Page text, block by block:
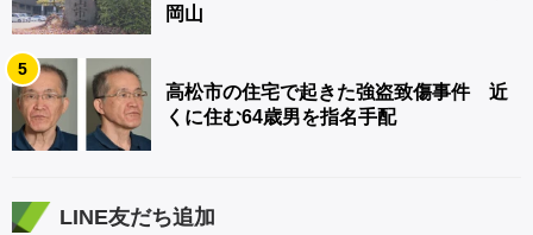
岡山
5
高松市の住宅で起きた強盗致傷事件 近
くに住む64歳男を指名手配
LINE友だち追加